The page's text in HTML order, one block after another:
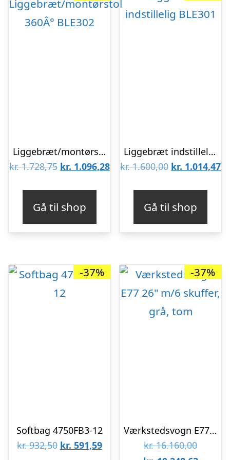
Liggebræt/montørstol 360Â° BLE302
kr.1.728,75 Den
var:
kr. 1.728,75.
kr. 1.096,28Den
kr. 1.096,28.
Gå til shop
Liggebræt indstillelig BLE301
kr.1.600,00 Den
var:
kr. 1.600,00.
kr. 1.014,47
Gå til shop
-37%
Softbag 4750FB3-12
kr.932,50 Den
kr. 591,59Den
-37%
Værkstedsvogn E77 26″ m/6 skuffer, grå, tom
kr.16.160,00Den